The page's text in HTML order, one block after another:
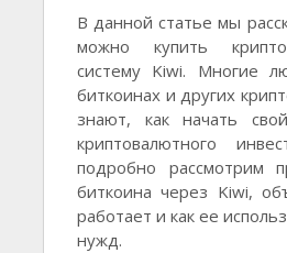
В данной статье мы
можно купить
систему Kiwi. Многие
биткоинах и других
знают, как начать
криптовалютного
подробно рассмотрим
биткоина через Kiwi,
работает и как ее
нужд.